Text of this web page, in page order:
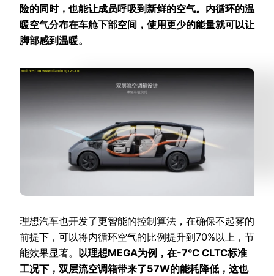
险的同时，也能让成员呼吸到新鲜的空气。内循环的温
暖空气分布在车舱下部空间，使用更少的能量就可以让
脚部感到温暖。
理想汽车也开发了更智能的控制算法，在确保不起雾的
前提下，可以将内循环空气的比例提升到70%以上，节
能效果显著。 以理想MEGA为例，在-7°C CLTC标准
工况下，双层流空调箱带来了57W的能耗降低，这也